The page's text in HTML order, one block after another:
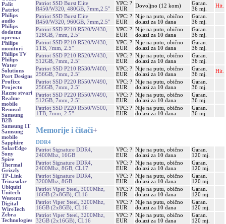
Palit
Patriot
Philips
audio
Philips
dodatna
oprema
Philips
monitori
Philips TV
Philips
Water
Solutions
Port Designs
Profixx
Projecto
Razne stvari
Realme
mobile
Renusol
Samsung
B2B
Samsung IT
Samsung
mobile
Sapphire
SolarEdge
Sony
Spire
Thermal
Grizzly
TP-Link
Trinasolar
Ubiquiti
Unitech
Western
Digital
WireTech
Zebra
Technologies
Patriot SSD Burst Elite
R450/W320, 480GB, 7mm,2.5"
VPC: ?
EUR
Dovoljno (12 kom)
Garan.
36 mj.
Hit.
Patriot SSD Burst Elite
R450/W320, 960GB, 7mm,2.5"
VPC: ?
EUR
Nije na putu, obično
dolazi za 10 dana
Garan.
36 mj.
Patriot SSD P210 R520/W430,
128GB, 7mm, 2.5"
VPC: ?
EUR
Nije na putu, obično
dolazi za 10 dana
Garan.
36 mj.
Patriot SSD P210 R520/W430,
1TB, 7mm, 2.5"
VPC: ?
EUR
Nije na putu, obično
dolazi za 10 dana
Garan.
36 mj.
Patriot SSD P210 R520/W430,
512GB, 7mm, 2.5"
VPC: ?
EUR
Nije na putu, obično
dolazi za 10 dana
Garan.
36 mj.
Patriot SSD P210 R530/W400,
256GB, 7mm, 2.5"
VPC: ?
EUR
Nije na putu, obično
dolazi za 10 dana
Garan.
36 mj.
Hit.
Patriot SSD P220 R550/W490,
256GB, 7mm, 2.5"
VPC: ?
EUR
Nije na putu, obično
dolazi za 10 dana
Garan.
36 mj.
Patriot SSD P220 R550/W490,
512GB, 7mm, 2.5"
VPC: ?
EUR
Nije na putu, obično
dolazi za 10 dana
Garan.
36 mj.
Patriot SSD P220 R550/W500,
1TB, 7mm, 2.5"
VPC: ?
EUR
Nije na putu, obično
dolazi za 10 dana
Garan.
36 mj.
Memorije i čitači+
DDR4
Patriot Signature DDR4,
2400Mhz, 16GB
VPC: ?
EUR
Nije na putu, obično
dolazi za 10 dana
Garan.
120 mj.
Patriot Signature DDR4,
2400Mhz, 8GB, CL17
VPC: ?
EUR
Nije na putu, obično
dolazi za 10 dana
Garan.
120 mj.
Patriot Signature DDR4,
3200Mhz, 8GB
VPC: ?
EUR
Nije na putu, obično
dolazi za 10 dana
Garan.
120 mj.
Patriot Viper Steel, 3000Mhz,
16GB (2x8GB), CL16
VPC: ?
EUR
Nije na putu, obično
dolazi za 10 dana
Garan.
120 mj.
Patriot Viper Steel, 3200Mhz,
16GB (2x8GB), CL16
VPC: ?
EUR
Nije na putu, obično
dolazi za 10 dana
Garan.
120 mj.
Patriot Viper Steel, 3200Mhz,
32GB (2x16GB), CL16
VPC: ?
EUR
Nije na putu, obično
dolazi za 10 dana
Garan.
120 mj.